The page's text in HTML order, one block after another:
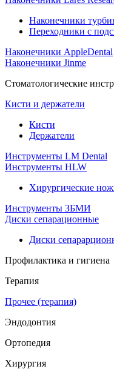
Наконечники
Переходники с
Наконечники AppleDental
Наконечники Jinme
Стоматологические
Кисти и держатели
Кисти
Держатели
Инструменты LM Dental
Инструменты HLW
Хирургические
Инструменты ЗБМИ
Диски сепарационные
Диски
Профилактика и гигиена
Терапия
Прочее (терапия)
Эндодонтия
Ортопедия
Хирургия